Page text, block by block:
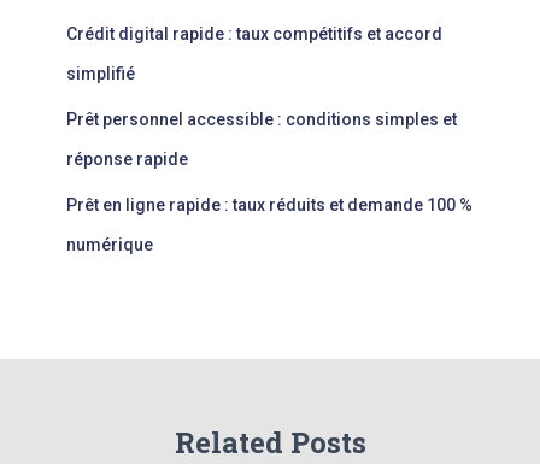
Crédit digital rapide : taux compétitifs et accord
simplifié
Prêt personnel accessible : conditions simples et
réponse rapide
Prêt en ligne rapide : taux réduits et demande 100 %
numérique
Related Posts